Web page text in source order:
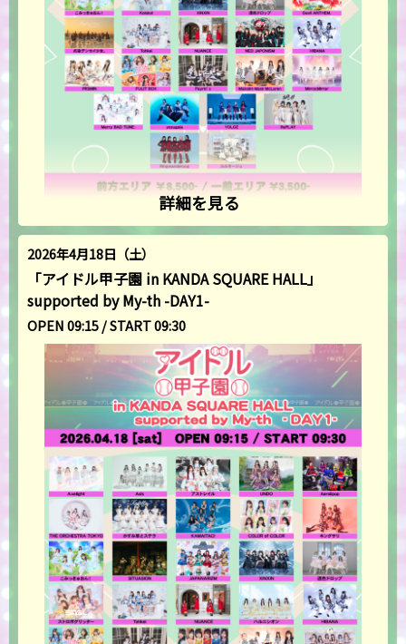
詳細を見る
2026年4月18日（土）
「アイドル甲子園 in KANDA SQUARE HALL」
supported by My-th -DAY1-
OPEN 09:15 / START 09:30